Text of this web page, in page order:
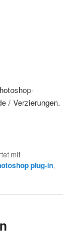
/ Verzierungen.
mit
plug-in,